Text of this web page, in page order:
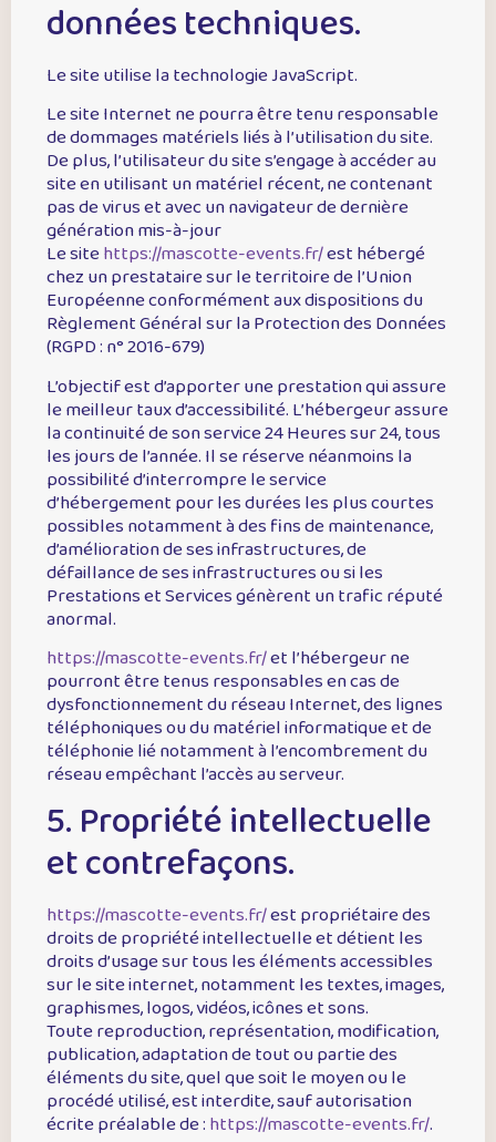
données techniques.
Le site utilise la technologie JavaScript.
Le site Internet ne pourra être tenu responsable
de dommages matériels liés à l’utilisation du site.
De plus, l’utilisateur du site s’engage à accéder au
site en utilisant un matériel récent, ne contenant
pas de virus et avec un navigateur de dernière
génération mis-à-jour
Le sitehttps://mascotte-events.fr/est hébergé
chez un prestataire sur le territoire de l’Union
Européenne conformément aux dispositions du
Règlement Général sur la Protection des Données
(RGPD : n° 2016-679)
L’objectif est d’apporter une prestation qui assure
le meilleur taux d’accessibilité. L’hébergeur assure
la continuité de son service 24 Heures sur 24, tous
les jours de l’année. Il se réserve néanmoins la
possibilité d’interrompre le service
d’hébergement pour les durées les plus courtes
possibles notamment à des fins de maintenance,
d’amélioration de ses infrastructures, de
défaillance de ses infrastructures ou si les
Prestations et Services génèrent un trafic réputé
anormal.
https://mascotte-events.fr/et l’hébergeur ne
pourront être tenus responsables en cas de
dysfonctionnement du réseau Internet, des lignes
téléphoniques ou du matériel informatique et de
téléphonie lié notamment à l’encombrement du
réseau empêchant l’accès au serveur.
5. Propriété intellectuelle
et contrefaçons.
https://mascotte-events.fr/est propriétaire des
droits de propriété intellectuelle et détient les
droits d’usage sur tous les éléments accessibles
sur le site internet, notamment les textes, images,
graphismes, logos, vidéos, icônes et sons.
Toute reproduction, représentation, modification,
publication, adaptation de tout ou partie des
éléments du site, quel que soit le moyen ou le
procédé utilisé, est interdite, sauf autorisation
écrite préalable de :https://mascotte-events.fr/.